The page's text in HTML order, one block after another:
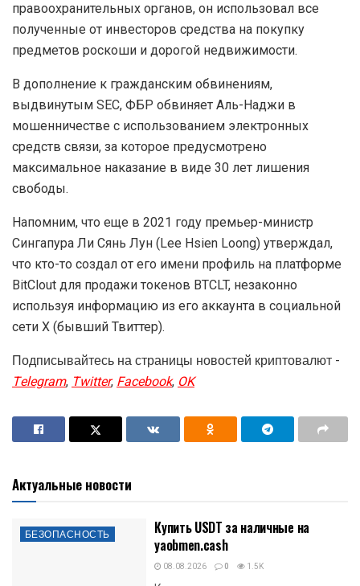
правоохранительных органов, он использовал все
полученные от инвесторов средства на покупку
предметов роскоши и дорогой недвижимости.
В дополнение к гражданским обвинениям,
выдвинутым SEC, ФБР обвиняет Аль-Наджи в
мошенничестве с использованием электронных
средств связи, за которое предусмотрено
максимальное наказание в виде 30 лет лишения
свободы.
Напомним, что еще в 2021 году премьер-министр
Сингапура Ли Сянь Лун (Lee Hsien Loong) утверждал,
что кто-то создал от его имени профиль на платформе
BitClout для продажи токенов BTCLT, незаконно
используя информацию из его аккаунта в социальной
сети Х (бывший Твиттер).
Подписывайтесь на страницы новостей криптовалют -
Telegram,Twitter,Facebook,OK
Актуальные новости
БЕЗОПАСНОСТЬ
Купить USDT за наличные на
yaobmen.cash
08.08.2026 0 1.5K